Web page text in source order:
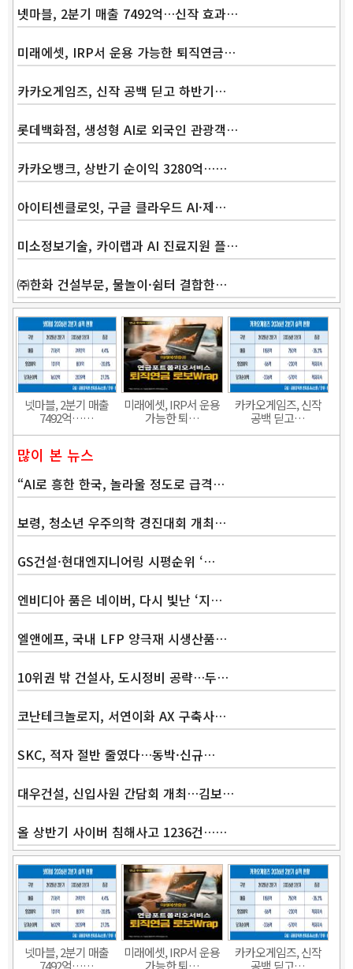
넷마블, 2분기 매출 7492억…신작 효과…
미래에셋, IRP서 운용 가능한 퇴직연금…
카카오게임즈, 신작 공백 딛고 하반기…
롯데백화점, 생성형 AI로 외국인 관광객…
카카오뱅크, 상반기 순이익 3280억……
아이티센클로잇, 구글 클라우드 AI·제…
미소정보기술, 카이랩과 AI 진료지원 플…
㈜한화 건설부문, 물놀이·쉼터 결합한…
넷마블, 2분기 매출
7492억……
미래에셋, IRP서 운용
가능한 퇴…
카카오게임즈, 신작
공백 딛고…
많이 본 뉴스
“AI로 흥한 한국, 놀라울 정도로 급격…
보령, 청소년 우주의학 경진대회 개최…
GS건설·현대엔지니어링 시평순위 ‘…
엔비디아 품은 네이버, 다시 빛난 ‘지…
엘앤에프, 국내 LFP 양극재 시생산품…
10위권 밖 건설사, 도시정비 공략…두…
코난테크놀로지, 서연이화 AX 구축사…
SKC, 적자 절반 줄였다…동박·신규…
대우건설, 신입사원 간담회 개최…김보…
올 상반기 사이버 침해사고 1236건……
넷마블, 2분기 매출
7492억……
미래에셋, IRP서 운용
가능한 퇴…
카카오게임즈, 신작
공백 딛고…